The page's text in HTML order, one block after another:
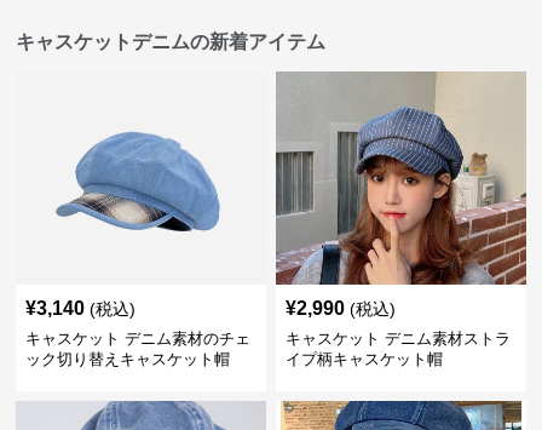
キャスケットデニムの新着アイテム
¥3,140 (税込)
キャスケット デニム素材のチェ
ック切り替えキャスケット帽
¥2,990 (税込)
キャスケット デニム素材ストラ
イプ柄キャスケット帽